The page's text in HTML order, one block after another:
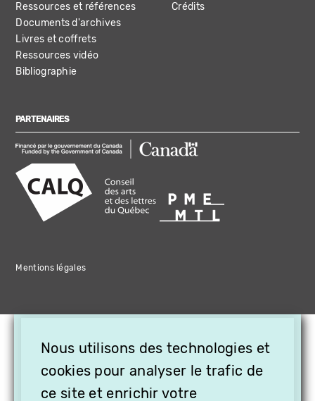
Ressources et références
Documents d'archives
Livres et coffrets
Ressources vidéo
Bibliographie
Crédits
PARTENAIRES
Mentions légales
Nous utilisons des technologies et
cookies pour analyser le trafic de
ce site et enrichir votre
OFFREZ LA VIDÉO EN
CADEAU, ABONNEZ VOS
PROCHES À VITHÈQUE !